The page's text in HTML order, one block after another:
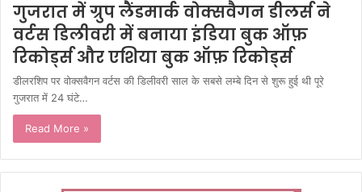
गुजरात में ग्रुप लैंडमार्क वोक्सवैगन डीलर्स ने
वर्टस डिलीवरी में बनाया इंडिया बुक ऑफ़
रिकोर्ड्स और एशिया बुक ऑफ़ रिकोर्ड्स
डीलरशिप पर वोक्सवैगन वर्टस की डिलीवरी साल के सबसे लम्बे दिन से शुरू हुई थी पूरे
गुजरात में 24 घंटे…
Read More »